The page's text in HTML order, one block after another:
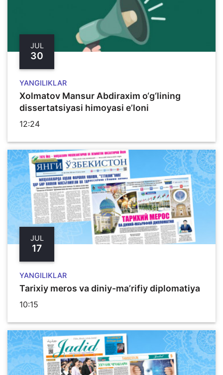
JUL
30
YANGILIKLAR
Xolmatov Mansur Abdiraxim o‘g‘lining
dissertatsiyasi himoyasi e’loni
12:24
JUL
17
YANGILIKLAR
Tarixiy meros va diniy-ma’rifiy diplomatiya
10:15